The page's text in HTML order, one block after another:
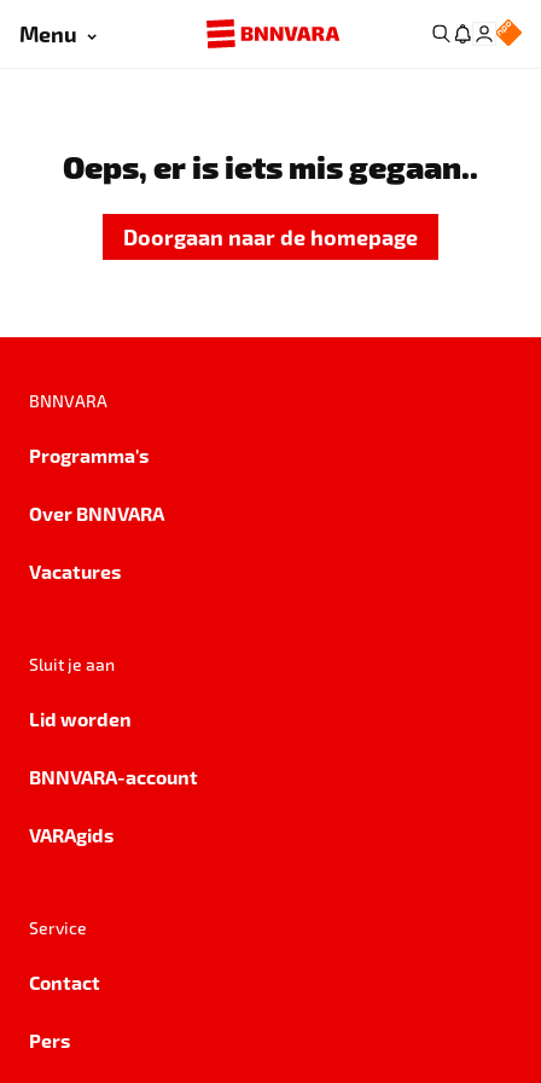
Menu
Oeps, er is iets mis gegaan..
Doorgaan naar de homepage
BNNVARA
Programma's
Over BNNVARA
Vacatures
Sluit je aan
Lid worden
BNNVARA-account
VARAgids
Service
Contact
Pers